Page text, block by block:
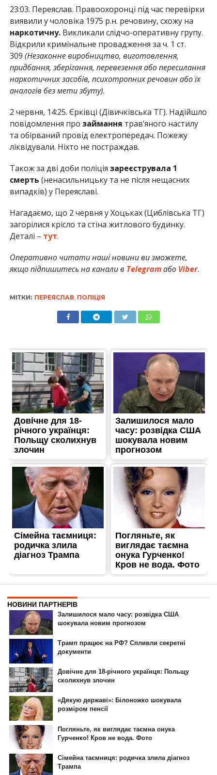
23:03. Переяслав. Правоохоронці під час перевірки
виявили у чоловіка 1975 р.н. речовину, схожу на
наркотичну. Викликали слідчо-оперативну групу.
Відкрили кримінальне провадження за ч. 1 ст.
309 (Незаконне виробництво, виготовлення,
придбання, зберігання, перевезення або пересилання
наркотичних засобів, психотропних речовин або їх
аналогів без мети збуту).
2 червня, 14:25. Єрківці (Дівичківська ТГ). Надійшло
повідомлення про займання трав’яного настилу
та обірваний провід електропередач. Пожежу
ліквідували. Ніхто не постраждав.
Також за дві доби поліція зареєструвала 1
смерть (ненасильницьку та не після нещасних
випадків) у Переяславі.
Нагадаємо, що 2 червня у Хоцьках (Циблівська ТГ)
загорілися крісло та стіна житлового будинку.
Деталі – тут.
Оперативно читати наші новини ви зможете,
якщо підпишитесь на канали в Telegramабо Viber.
МІТКИ: ПЕРЕЯСЛАВ, ПОЛІЦІЯ